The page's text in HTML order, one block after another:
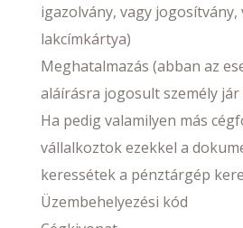
igazolvány, vagy jogosítvány,
lakcímkártya)
Meghatalmazás (abban az
aláírásra jogosult személy jár
Ha pedig valamilyen más
vállalkoztok ezekkel a
keressétek a pénztárgép
Üzembehelyezési kód